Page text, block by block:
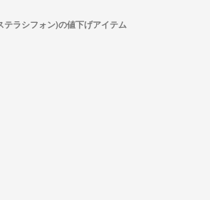
テラシフォン)の値下げアイテム